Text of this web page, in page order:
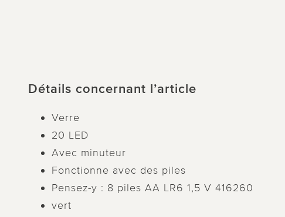
Détails concernant l’article
Verre
20 LED
Avec minuteur
Fonctionne avec des piles
Pensez-y : 8 piles AA LR6 1,5 V 416260
vert